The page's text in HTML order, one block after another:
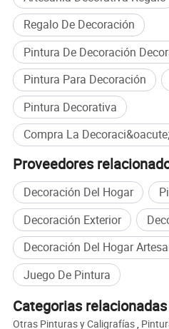
Regalo De Decoración
Pintura De Decoración
Pintura Para Decoración
Pintura Decorativa
Compra La
Proveedores
Decoración Del Hogar
Decoración Exterior
Decoración Del Hogar
Juego De Pintura
Categorias relacionadas
Otras Pinturas y Caligrafías,